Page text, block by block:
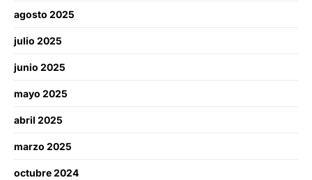
agosto 2025
julio 2025
junio 2025
mayo 2025
abril 2025
marzo 2025
octubre 2024